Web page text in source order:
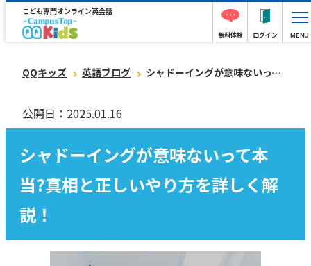
こども専門オンライン英会話
無料体験 ログイン MENU
QQキッズ 英語ブログ シャドーイングが意味ないって本当?真相と正しいやり方を詳しく解説！
公開日：2025.01.16
シャドーイングが意味ないって本
当?真相と正しいやり方を詳しく解
説！